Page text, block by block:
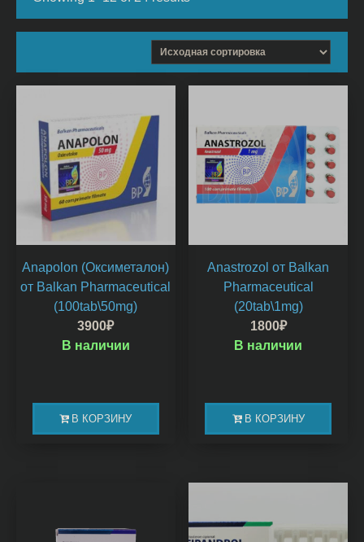
Anapolon (Оксиметалон)
от Balkan Pharmaceutical
(100tab\50mg)
3900₽
В КОРЗИНУ
В наличии
Anastrozol от Balkan
Pharmaceutical
(20tab\1mg)
1800₽
В КОРЗИНУ
В наличии